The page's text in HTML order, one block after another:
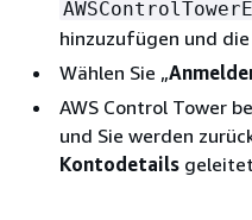
hinzuzufügen und
Wählen Sie „
AWS Control Tower
und Sie werden
Kontodetails